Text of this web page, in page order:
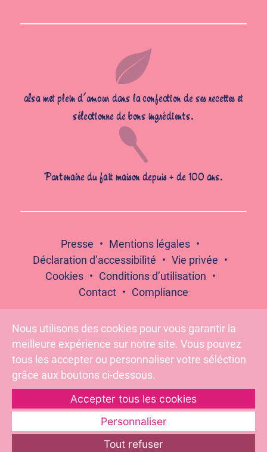
alsa met plein d’amour dans la confection de ses recettes et
sélectionne de bons ingrédients.
Partenaire du fait maison depuis + de 100 ans.
Presse
Mentions légales
Déclaration d’accessibilité
Vie privée
Cookies
Conditions d’utilisation
Contact
Compliance
Pour votre santé, évitez de grignoter entre les repas –
www.mangerbouger.fr
Suivez-nous :
Nous utilisons des cookies pour vous garantir la
meilleure expérience sur notre site. Vous pouvez
tous les accepter ou personnaliser votre séléction
grâce aux boutons ci-dessous.
Accepter tous les cookies
Personnaliser
Tout refuser